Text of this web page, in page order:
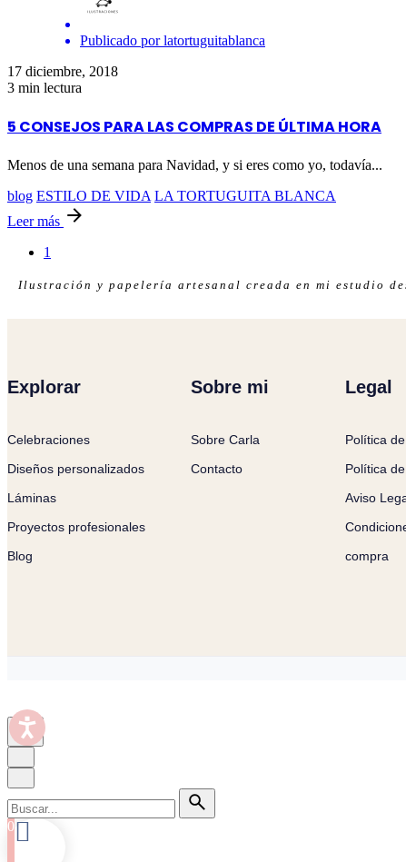
Publicado por latortuguitablanca
17 diciembre, 2018
3 min lectura
5 CONSEJOS PARA LAS COMPRAS DE ÚLTIMA HORA
Menos de una semana para Navidad, y si eres como yo, todavía...
blog ESTILO DE VIDA LA TORTUGUITA BLANCA
Leer más
1
Ilustración y papelería artesanal creada en mi estudio
Explorar
Celebraciones
Diseños personalizados
Láminas
Proyectos profesionales
Blog
Sobre mi
Sobre Carla
Contacto
Legal
Política
Política
Aviso
compra
0